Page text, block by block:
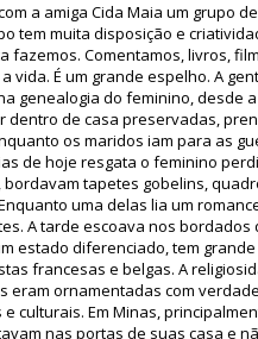
a amiga Cida Maia um grupo
tem muita disposição e
fazemos. Comentamos, livros,
vida. É um grande espelho. A
genealogia do feminino, desde
dentro de casa preservadas,
os maridos iam para as
de hoje resgata o feminino
bordavam tapetes gobelins,
uma delas lia um
A tarde escoava nos bordados
estado diferenciado, tem
francesas e belgas. A
eram ornamentadas com
culturais. Em Minas,
nas portas de suas casa e